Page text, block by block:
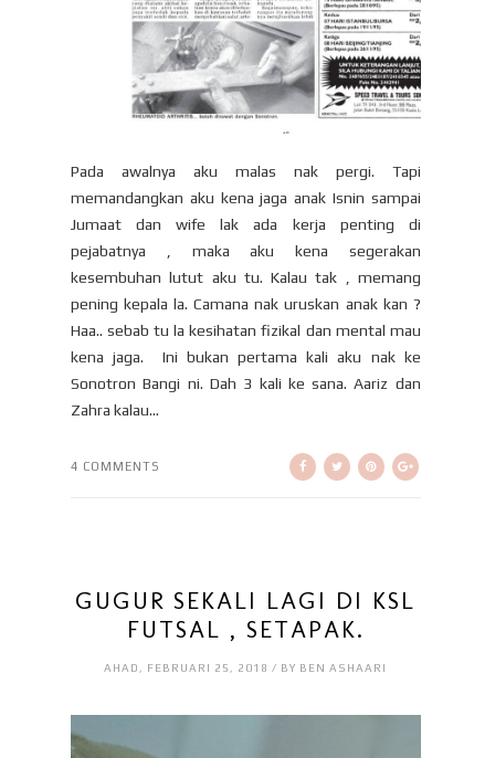
Pada awalnya aku malas nak pergi. Tapi
memandangkan aku kena jaga anak Isnin sampai
Jumaat dan wife lak ada kerja penting di
pejabatnya , maka aku kena segerakan
kesembuhan lutut aku tu. Kalau tak , memang
pening kepala la. Camana nak uruskan anak kan ?
Haa.. sebab tu la kesihatan fizikal dan mental mau
kena jaga. Ini bukan pertama kali aku nak ke
Sonotron Bangi ni. Dah 3 kali ke sana. Aariz dan
Zahra kalau...
4 COMMENTS
GUGUR SEKALI LAGI DI KSL
FUTSAL , SETAPAK.
AHAD, FEBRUARI 25, 2018 / BY BEN ASHAARI